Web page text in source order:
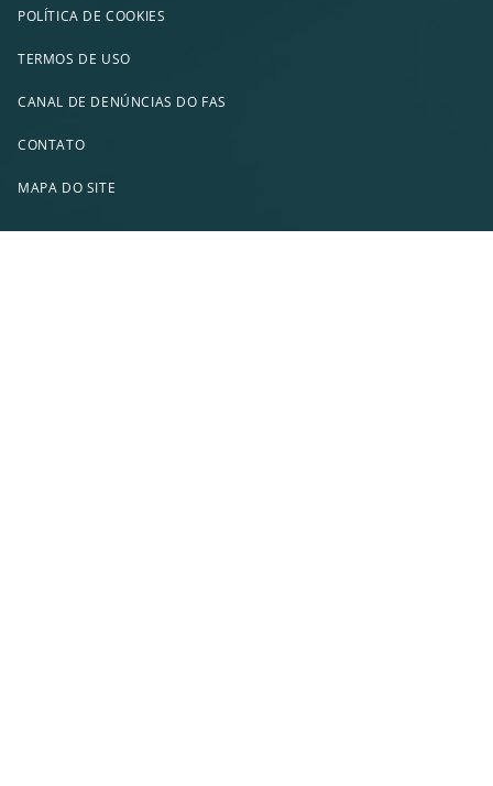
POLÍTICA DE COOKIES
TERMOS DE USO
CANAL DE DENÚNCIAS DO FAS
CONTATO
MAPA DO SITE